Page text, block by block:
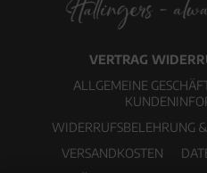
VERTRAG
ALLGEMEINE
WIDERRUFSBELEHRUNG
VERSANDKOSTEN